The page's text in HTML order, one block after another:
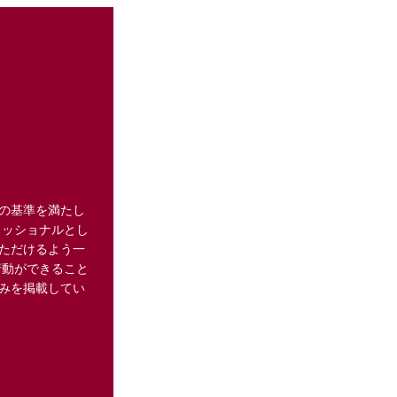
基準を満たし
ショナルとし
だけるよう一
ができること
を掲載してい